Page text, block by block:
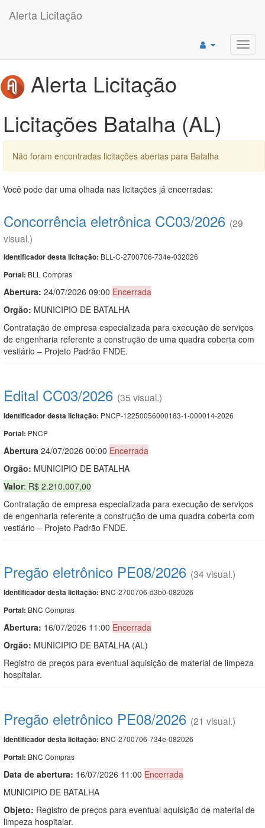
Alerta Licitação
Alerta Licitação
Licitações Batalha (AL)
Não foram encontradas licitações abertas para Batalha
Você pode dar uma olhada nas licitações já encerradas:
Concorrência eletrônica CC03/2026 (29
visual.)
Identificador desta licitação: BLL-C-2700706-734e-032026
Portal: BLL Compras
Abertura: 24/07/2026 09:00 Encerrada
Orgão: MUNICIPIO DE BATALHA
Contratação de empresa especializada para execução de serviços
de engenharia referente a construção de uma quadra coberta com
vestiário – Projeto Padrão FNDE.
Edital CC03/2026 (35 visual.)
Identificador desta licitação: PNCP-12250056000183-1-000014-2026
Portal: PNCP
Abertura 24/07/2026 00:00 Encerrada
Orgão: MUNICIPIO DE BATALHA
Valor: R$ 2.210.007,00
Contratação de empresa especializada para execução de serviços
de engenharia referente a construção de uma quadra coberta com
vestiário – Projeto Padrão FNDE.
Pregão eletrônico PE08/2026 (34 visual.)
Identificador desta licitação: BNC-2700706-d3b0-082026
Portal: BNC Compras
Abertura: 16/07/2026 11:00 Encerrada
Orgão: MUNICIPIO DE BATALHA (AL)
Registro de preços para eventual aquisição de material de limpeza
hospitalar.
Pregão eletrônico PE08/2026 (21 visual.)
Identificador desta licitação: BNC-2700706-734e-082026
Portal: BNC Compras
Data de abertura: 16/07/2026 11:00 Encerrada
MUNICIPIO DE BATALHA
Objeto: Registro de preços para eventual aquisição de material de
limpeza hospitalar.